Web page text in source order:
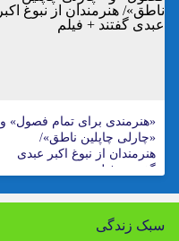
«هنرمندی برای تمام فصول» و
«چارلی چاپلین ناطق»/
هنرمندان از نبوغ اکبر عبدی
گفتند + فیلم
سبک زندگی